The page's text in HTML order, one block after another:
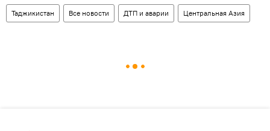
Таджикистан Все новости ДТП и аварии Центральная Азия